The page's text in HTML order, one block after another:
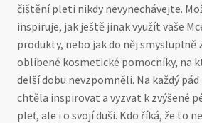
čištění pleti nikdy nevynechávejte.
inspiruje, jak ještě jinak využít vaše
produkty, nebo jak do něj smysluplně
oblíbené kosmetické pomocníky, na
delší dobu nevzpomněli. Na každý
chtěla inspirovat a vyzvat k zvýšené
pleť, ale i o svojí duši. Kdo říká, že to